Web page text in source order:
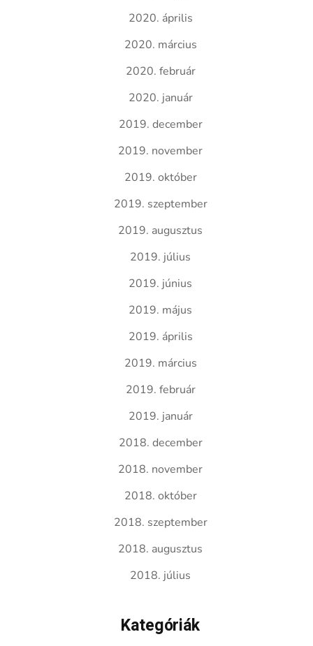
2020. április
2020. március
2020. február
2020. január
2019. december
2019. november
2019. október
2019. szeptember
2019. augusztus
2019. július
2019. június
2019. május
2019. április
2019. március
2019. február
2019. január
2018. december
2018. november
2018. október
2018. szeptember
2018. augusztus
2018. július
Kategóriák